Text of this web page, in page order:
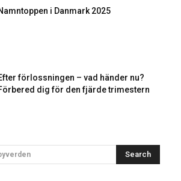
i Danmark 2025
förlossningen – vad händer nu?
dig för den fjärde trimestern
Search